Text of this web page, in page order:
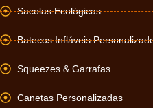
Sacolas Ecológicas
Batecos Infláveis
Squeezes & Garrafas
Canetas Personalizadas